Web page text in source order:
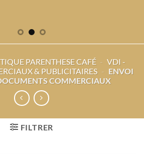
PARENTHESE CAFÉ - VDI -
& PUBLICITAIRES - ENVOI
COMMERCIAUX
FILTRER